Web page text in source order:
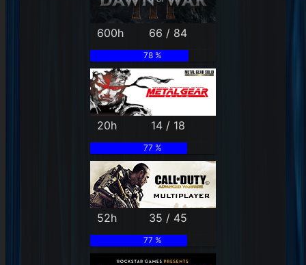
600h 66 / 84
78 %
20h 14 / 18
77 %
52h 35 / 45
77 %